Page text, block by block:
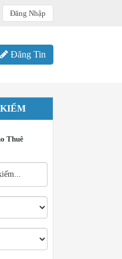
Đăng Nhập
Đăng Tin
Thuê